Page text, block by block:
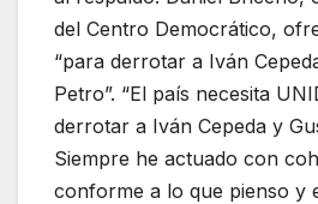
del Centro Democrático,
“para derrotar a Iván
Petro”. “El país necesita
derrotar a Iván Cepeda y
Siempre he actuado con
conforme a lo que pienso y